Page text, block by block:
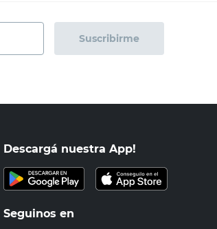
Suscribirme
Descargá nuestra App!
Seguinos en